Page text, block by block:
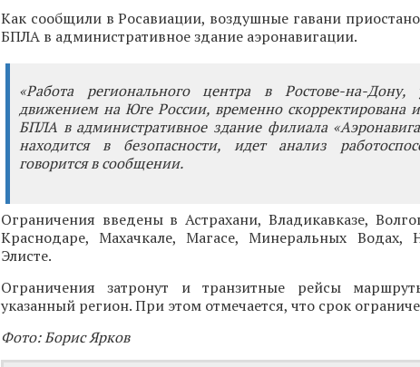
Как сообщили в Росавиации, воздушные гавани
БПЛА в административное здание аэронавигации.
«Работа регионального центра в Ростове-на-
движением на Юге России, временно скорректирована
БПЛА в административное здание филиала
находится в безопасности, идет анализ
говорится в сообщении.
Ограничения введены в Астрахани, Владикавказе,
Краснодаре, Махачкале, Магасе, Минеральных Водах,
Элисте.
Ограничения затронут и транзитные рейсы
указанный регион. При этом отмечается, что срок
Фото: Борис Ярков